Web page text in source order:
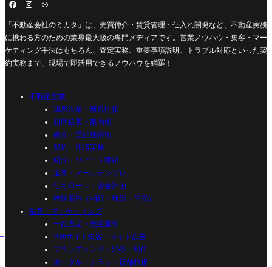
「不動産会社のミカタ」は、売買仲介・賃貸管理・仕入れ開発など、不動産実務
に携わる方のための業界最大級の専門メディアです。営業ノウハウ・集客・マー
ケティング手法はもちろん、査定実務、重要事項説明、トラブル対応といった契
約実務まで、現場で即活用できるノウハウを網羅！
不動産営業
源泉営業・新規開拓
初回接客・案内術
媒介・受託獲得術
契約・決済実務
紹介・リピート獲得
追客・メールテンプレ
住宅ローン・資金計画
特殊案件（相続・離婚・任売）
集客・マーケティング
一括査定・売主集客
Webサイト集客・ネット広告
ブランディング・SNS・制作
ポータル・チラシ・店舗販促